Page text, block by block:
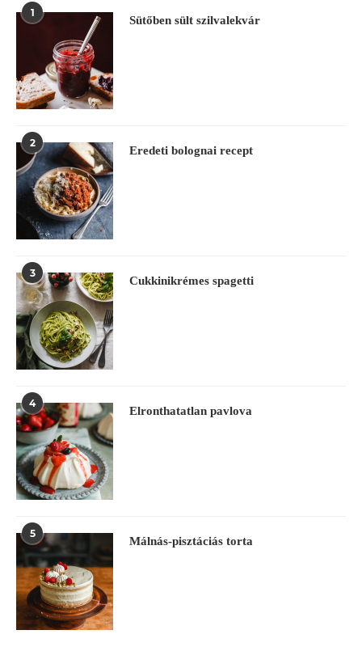
1
Sütőben sült szilvalekvár
2
Eredeti bolognai recept
3
Cukkinikrémes spagetti
4
Elronthatatlan pavlova
5
Málnás-pisztáciás torta